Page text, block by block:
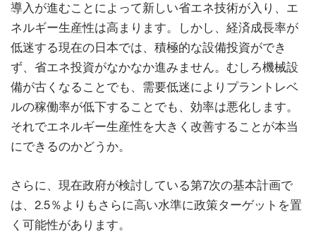
導入が進むことによって新しい省エネ技術が入り、エ
ネルギー生産性は高まります。しかし、経済成長率が
低迷する現在の日本では、積極的な設備投資ができ
ず、省エネ投資がなかなか進みません。むしろ機械設
備が古くなることでも、需要低迷によりプラントレベ
ルの稼働率が低下することでも、効率は悪化します。
それでエネルギー生産性を大きく改善することが本当
にできるのかどうか。
さらに、現在政府が検討している第7次の基本計画で
は、2.5％よりもさらに高い水準に政策ターゲットを置
く可能性があります。